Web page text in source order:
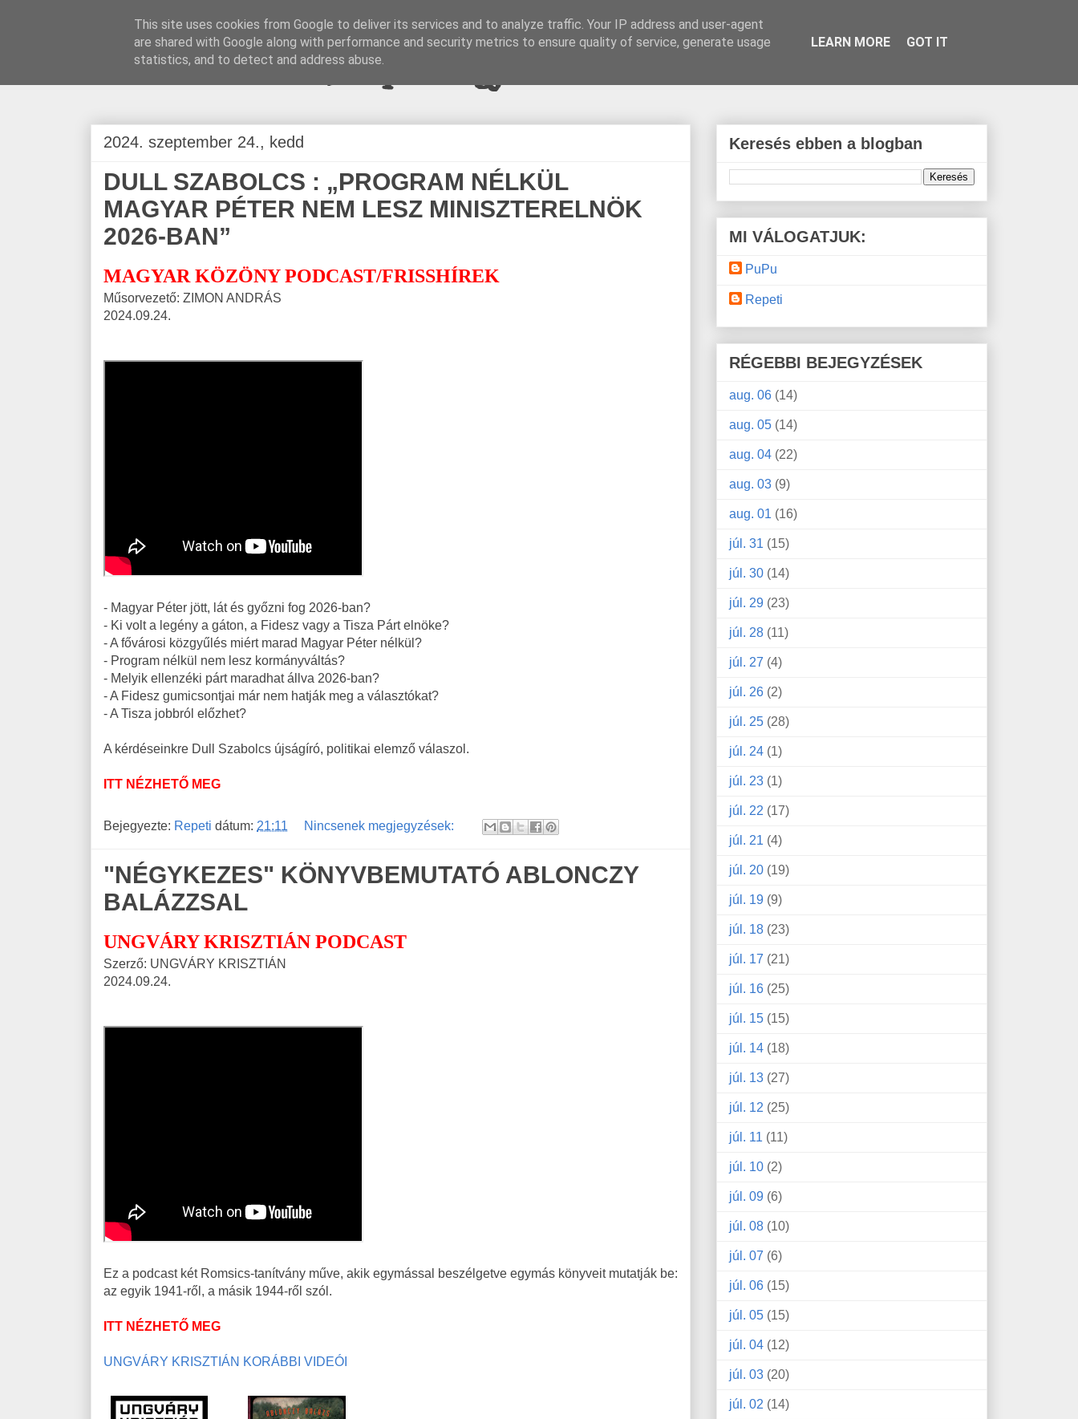
BLOGÁSZAT, napi blogjava
2024. szeptember 24., kedd
DULL SZABOLCS : „PROGRAM NÉLKÜL
MAGYAR PÉTER NEM LESZ MINISZTERELNÖK
2026-BAN”
MAGYAR KÖZÖNY PODCAST/FRISSHÍREK
Műsorvezető: ZIMON ANDRÁS
2024.09.24.
- Magyar Péter jött, lát és győzni fog 2026-ban?
- Ki volt a legény a gáton, a Fidesz vagy a Tisza Párt elnöke?
- A fővárosi közgyűlés miért marad Magyar Péter nélkül?
- Program nélkül nem lesz kormányváltás?
- Melyik ellenzéki párt maradhat állva 2026-ban?
- A Fidesz gumicsontjai már nem hatják meg a választókat?
- A Tisza jobbról előzhet?
A kérdéseinkre Dull Szabolcs újságíró, politikai elemző válaszol.
ITT NÉZHETŐ MEG
Bejegyezte: Repeti dátum: 21:11 Nincsenek megjegyzések:
"NÉGYKEZES" KÖNYVBEMUTATÓ ABLONCZY
BALÁZZSAL
UNGVÁRY KRISZTIÁN PODCAST
Szerző: UNGVÁRY KRISZTIÁN
2024.09.24.
Ez a podcast két Romsics-tanítvány műve, akik egymással beszélgetve egymás könyveit mutatják be:
az egyik 1941-ről, a másik 1944-ről szól.
ITT NÉZHETŐ MEG
UNGVÁRY KRISZTIÁN KORÁBBI VIDEÓI
Keresés ebben a blogban
MI VÁLOGATJUK:
PuPu
Repeti
RÉGEBBI BEJEGYZÉSEK
aug. 06 (14)
aug. 05 (14)
aug. 04 (22)
aug. 03 (9)
aug. 01 (16)
júl. 31 (15)
júl. 30 (14)
júl. 29 (23)
júl. 28 (11)
júl. 27 (4)
júl. 26 (2)
júl. 25 (28)
júl. 24 (1)
júl. 23 (1)
júl. 22 (17)
júl. 21 (4)
júl. 20 (19)
júl. 19 (9)
júl. 18 (23)
júl. 17 (21)
júl. 16 (25)
júl. 15 (15)
júl. 14 (18)
júl. 13 (27)
júl. 12 (25)
júl. 11 (11)
júl. 10 (2)
júl. 09 (6)
júl. 08 (10)
júl. 07 (6)
júl. 06 (15)
júl. 05 (15)
júl. 04 (12)
júl. 03 (20)
júl. 02 (14)
This site uses cookies from Google to deliver its services and to analyze traffic. Your IP address and user-agent
are shared with Google along with performance and security metrics to ensure quality of service, generate usage
statistics, and to detect and address abuse.
LEARN MORE GOT IT